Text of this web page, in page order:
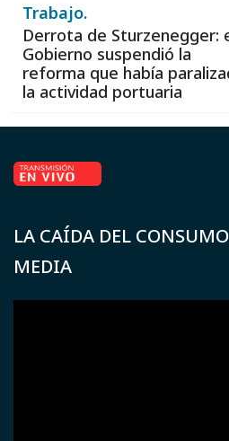
Trabajo.
Derrota de Sturzenegger:
Gobierno suspendió la
reforma que había
la actividad portuaria
LA CAÍDA DEL
MEDIA